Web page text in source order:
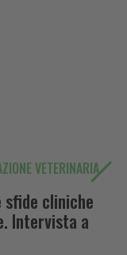
VETERINARIA
sfide cliniche
Intervista a